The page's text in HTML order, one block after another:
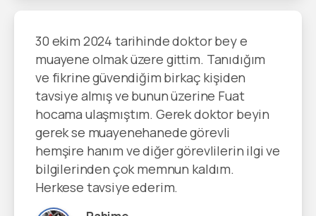
30 ekim 2024 tarihinde doktor bey e
muayene olmak üzere gittim. Tanıdığım
ve fikrine güvendiğim birkaç kişiden
tavsiye almış ve bunun üzerine Fuat
hocama ulaşmıştım. Gerek doktor beyin
gerek se muayenehanede görevli
hemşire hanım ve diğer görevlilerin ilgi ve
bilgilerinden çok memnun kaldım.
Herkese tavsiye ederim.